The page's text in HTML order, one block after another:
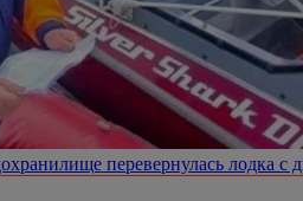
перевернулась лодка с